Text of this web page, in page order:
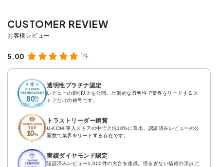
5.00 1件
透明性プラチナ認定
レビューの8割以上を公開。圧倒的な透明性で業界をリードするス
トアだけの称号です。
トラストリーダー銅賞
U-KOMI導入ストアの中で上位10%に選出。認証済みレビューの公
開数で業界をリードする存在です。
実績ダイヤモンド認定
認証済みレビュー1,000件の大台を達成。揺るぎない信頼の頂点に